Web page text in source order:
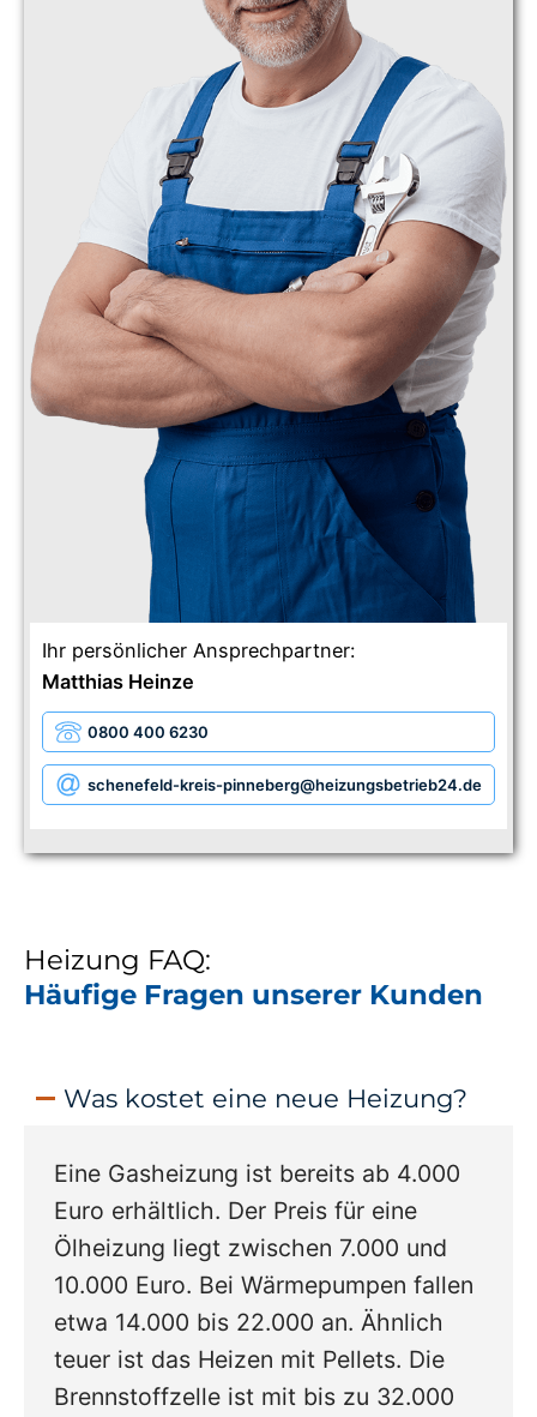
Ihr persönlicher Ansprechpartner:
Matthias Heinze
0800 400 6230
schenefeld-kreis-pinneberg@heizungsbetrieb24.de
Heizung FAQ:
Häufige Fragen unserer Kunden
Was kostet eine neue Heizung?
Eine Gasheizung ist bereits ab 4.000
Euro erhältlich. Der Preis für eine
Ölheizung liegt zwischen 7.000 und
10.000 Euro. Bei Wärmepumpen fallen
etwa 14.000 bis 22.000 an. Ähnlich
teuer ist das Heizen mit Pellets. Die
Brennstoffzelle ist mit bis zu 32.000